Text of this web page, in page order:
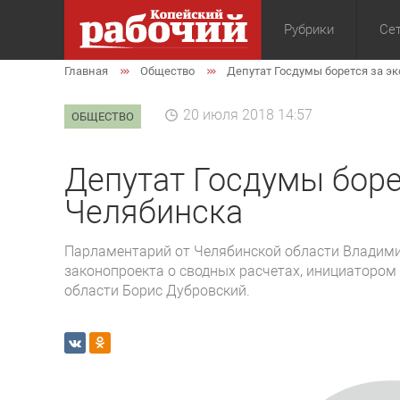
Рубрики
Общество
Главная Общество Депутат Госдумы борется за
ОБЩЕСТВО 20 июля 2018 14:57
Депутат Госдумы
Челябинска
Парламентарий от Челябинской области
законопроекта о сводных расчетах,
области Борис Дубровский.